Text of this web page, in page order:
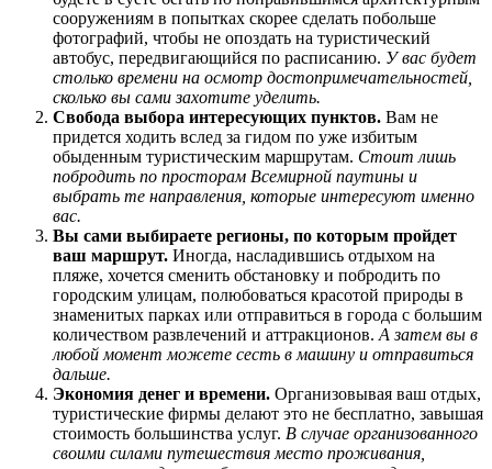
сооружениям в попытках скорее сделать побольше
фотографий, чтобы не опоздать на туристический
автобус, передвигающийся по расписанию. У вас будет
столько времени на осмотр достопримечательностей,
сколько вы сами захотите уделить.
Свобода выбора интересующих пунктов. Вам не
придется ходить вслед за гидом по уже избитым
обыденным туристическим маршрутам. Стоит лишь
побродить по просторам Всемирной паутины и
выбрать те направления, которые интересуют именно
вас.
Вы сами выбираете регионы, по которым пройдет
ваш маршрут. Иногда, насладившись отдыхом на
пляже, хочется сменить обстановку и побродить по
городским улицам, полюбоваться красотой природы в
знаменитых парках или отправиться в города с большим
количеством развлечений и аттракционов. А затем вы в
любой момент можете сесть в машину и отправиться
дальше.
Экономия денег и времени. Организовывая ваш отдых,
туристические фирмы делают это не бесплатно, завышая
стоимость большинства услуг. В случае организованного
своими силами путешествия место проживания,